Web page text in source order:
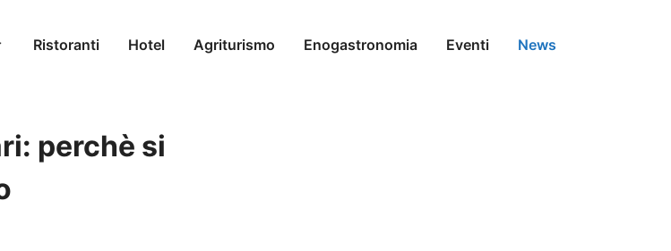
Ristoranti Hotel Agriturismo Enogastronomia Eventi News
perchè si